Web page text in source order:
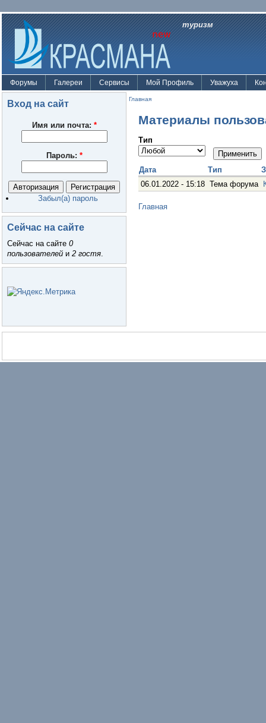
туризм
Форумы Галереи Сервисы Мой Профиль Уважуха
Вход на сайт
Имя или почта: *
Пароль: *
Забыл(а) пароль
Сейчас на сайте
Сейчас на сайте 0
пользователей и 2 гостя
Главная
Материалы
Тип
Дата Тип
06.01.2022 - 15:18 Тема форума
Главная